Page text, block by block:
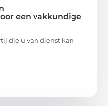
een vakkundige
die u van dienst kan